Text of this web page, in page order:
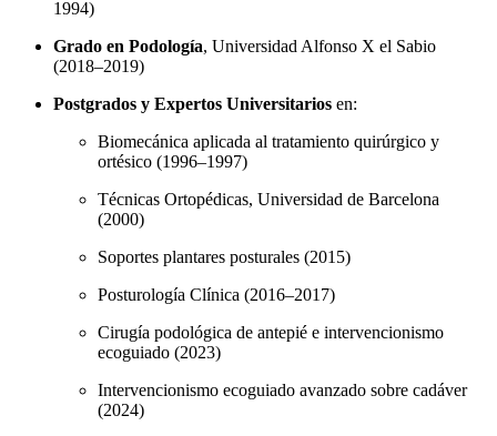
1994)
Grado en Podología, Universidad Alfonso X el Sabio
(2018–2019)
Postgrados y Expertos Universitarios en:
Biomecánica aplicada al tratamiento quirúrgico y
ortésico (1996–1997)
Técnicas Ortopédicas, Universidad de Barcelona
(2000)
Soportes plantares posturales (2015)
Posturología Clínica (2016–2017)
Cirugía podológica de antepié e intervencionismo
ecoguiado (2023)
Intervencionismo ecoguiado avanzado sobre cadáver
(2024)